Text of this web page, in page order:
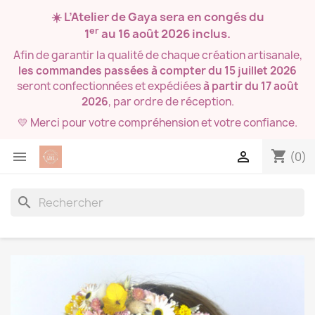
☀️ L’Atelier de Gaya sera en congés du
1erau 16 août 2026inclus.
Afin de garantir la qualité de chaque création artisanale,
les commandes passées à compter du 15 juillet 2026
seront confectionnées et expédiéesà partir du 17 août
2026, par ordre de réception.
💛 Merci pour votre compréhension et votre confiance.
 shopping_cart (0)

search